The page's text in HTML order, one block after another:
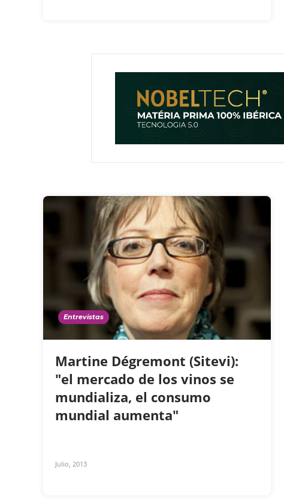
Entrevistas
Martine Dégremont (Sitevi):
"el mercado de los vinos se
mundializa, el consumo
mundial aumenta"
Julio, 2013